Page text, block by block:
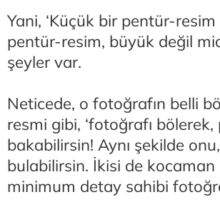
Yani, ‘Küçük bir pentür-
pentür-resim, büyük değil
şeyler var.
Neticede, o fotoğrafın belli
resmi gibi, ‘fotoğrafı
bakabilirsin! Aynı şekilde
bulabilirsin. İkisi de
minimum detay sahibi